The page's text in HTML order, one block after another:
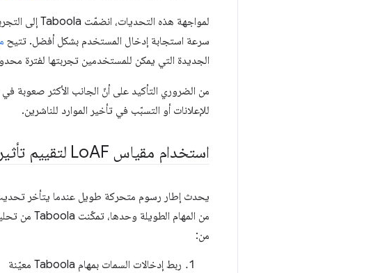
لمواجهة هذه التحديات، انضمّت Taboola إلى التجربة الأصلية
سرعة استجابة إدخال المستخدم بشكل أفضل. تتيح
الجديدة التي يمكن للمستخدمين تجربتها لفترة
للإعلانات أو التسبّب في تأخير الموارد للناشرين.
استخدام مقياس Lo AF لتقييم تأثير مقياس INP
من المهام الطويلة وحدها، تمكّنت Taboola من تحليل تأثيرها في استجابة الصفحة
من:
ربط إدخالات السمات بمهام Taboola معيّنة